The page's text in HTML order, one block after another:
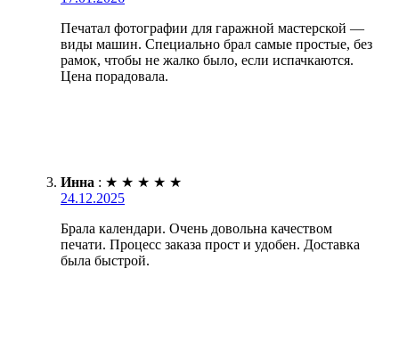
Печатал фотографии для гаражной мастерской —
виды машин. Специально брал самые простые, без
рамок, чтобы не жалко было, если испачкаются.
Цена порадовала.
Инна : ★ ★ ★ ★ ★
24.12.2025
Брала календари. Очень довольна качеством
печати. Процесс заказа прост и удобен. Доставка
была быстрой.